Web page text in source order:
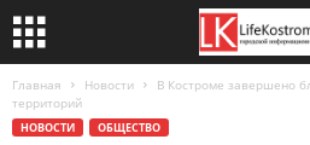
Главная Новости
В Костроме завершено
территорий
НОВОСТИ ОБЩЕСТВО